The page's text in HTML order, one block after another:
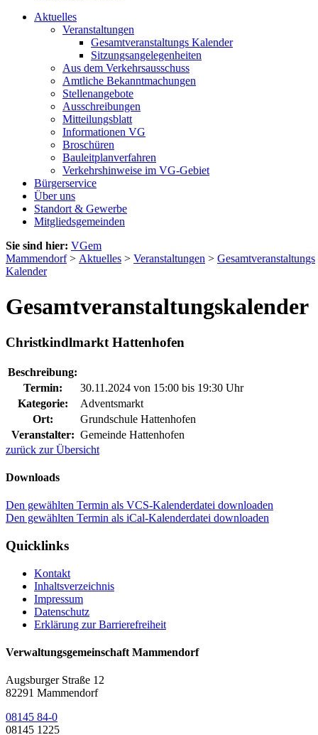
Aktuelles
Veranstaltungen
Gesamtveranstaltungs Kalender
Sitzungsangelegenheiten
Aus dem Verkehrsausschuss
Amtliche Bekanntmachungen
Stellenangebote
Ausschreibungen
Mitteilungsblatt
Informationen VG
Broschüren
Bauleitplanverfahren
Verkehrshinweise im VG-Gebiet
Bürgerservice
Über uns
Standort & Gewerbe
Mitgliedsgemeinden
Sie sind hier: VGem
Mammendorf> Aktuelles > Veranstaltungen > Gesamtveranstaltungs
Kalender
Gesamtveranstaltungskalender
Christkindlmarkt Hattenhofen
Beschreibung:
Termin:
30.11.2024 von 15:00 bis 19:30 Uhr
Kategorie:
Adventsmarkt
Ort:
Grundschule Hattenhofen
Veranstalter: Gemeinde Hattenhofen
zurück zur Übersicht
Downloads
Den gewählten Termin als VCS-Kalenderdatei downloaden
Den gewählten Termin als iCal-Kalenderdatei downloaden
Quicklinks
Kontakt
Inhaltsverzeichnis
Impressum
Datenschutz
Erklärung zur Barrierefreiheit
Verwaltungsgemeinschaft Mammendorf
Augsburger Straße 12
82291 Mammendorf
08145 84-0
08145 1225